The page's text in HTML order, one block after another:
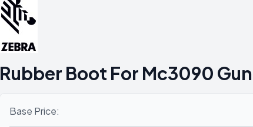
Rubber Boot For Mc3090 Gun
Base Price: